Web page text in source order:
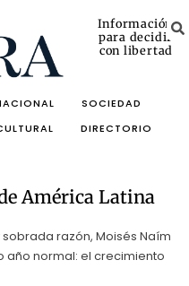
Información
para decidir
con libertad
SOCIEDAD
DIRECTORIO
América Latina
razón, Moisés Naím
año normal: el crecimiento